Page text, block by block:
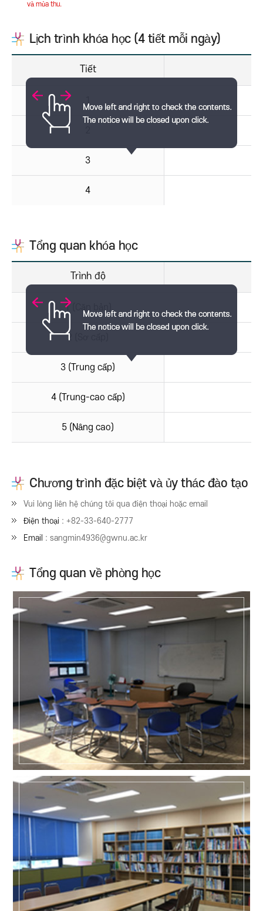
và mùa thu.
Lịch trình khóa học (4 tiết mỗi ngày)
Tiết
3
4
Tổng quan khóa học
Trình độ
1 (Căn bản)
2 (Sơ cấp)
3 (Trung cấp)
4 (Trung-cao cấp)
5 (Nâng cao)
Chương trình đặc biệt và ủy thác đào tạo
Vui lòng liên hệ chúng tôi qua điện thoại hoặc email
Điện thoại : +82-33-640-2777
Email : sangmin4936@gwnu.ac.kr
Tổng quan về phòng học